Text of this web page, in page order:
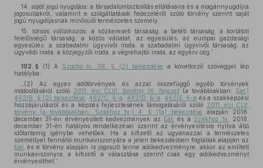
14.saját jogú nyugdíjas: a társadalombiztosítás ellátásaira és a magánnyugdíjra
jogosultakról, valamint e szolgáltatások fedezetéről szóló törvény szerint saját
jogú nyugdíjasnak minősülő természetes személy;
15. társas vállalkozás: a közkereseti társaság, a betéti társaság, a korlátolt
felelősségű társaság, a közös vállalat, az egyesülés, az európai gazdasági
egyesülés, a szabadalmi ügyvivői iroda, a szabadalmi ügyvivői társaság, az
ügyvédi iroda, a közjegyzői iroda, a végrehajtói iroda, az egyéni cég.”
102. § (1) A Szocho tv. 36. § (2) bekezdése a következő szöveggel lép
hatályba:
„(2) Az egyes adótörvények és azzal összefüggő egyéb törvények
módosításáról szóló 2011. évi CLVI. törvény IX. fejezet (a továbbiakban: Eat.)
462/B. § (2) bekezdése ,462/C. §-a 462/D. §-a 462/E. §-a és a szakképzési
hozzájárulásról és a képzés fejlesztésének támogatásáról szóló 2011. évi CLV.
törvény (a továbbiakban: Szakhoz tv.) 4. § (1a) bekezdése alapján 2018.
december 31-én érvényesített kedvezmények az Eat. és a Szakhoz tv.
2018.
december 31-én hatályos rendelkezései szerint az érvényesítésre nyitva álló
időtartamig igénybe vehetőek. Ha a kifizető az ugyanazzal a természetes
személlyel fennálló munkaviszonyára a jelen bekezdésben foglaltak alapján az
Eat. és e törvény alapján is jogosult lenne adókedvezményre, akkor az említett
munkaviszonyra a kifizető a választása szerint csak egy adókedvezményt
érvényesíthet.”